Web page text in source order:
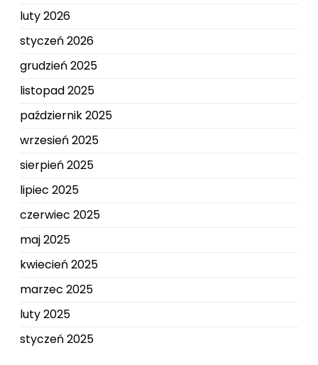
luty 2026
styczeń 2026
grudzień 2025
listopad 2025
październik 2025
wrzesień 2025
sierpień 2025
lipiec 2025
czerwiec 2025
maj 2025
kwiecień 2025
marzec 2025
luty 2025
styczeń 2025